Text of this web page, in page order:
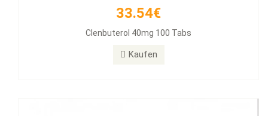
33.54€
Clenbuterol 40mg 100 Tabs
Kaufen
257.11€
Diamondtropin